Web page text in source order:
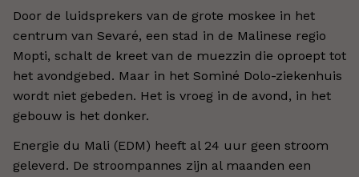
Door de luidsprekers van de grote moskee in het
centrum van Sevaré, een stad in de Malinese regio
Mopti, schalt de kreet van de muezzin die oproept tot
het avondgebed. Maar in het Sominé Dolo-ziekenhuis
wordt niet gebeden. Het is vroeg in de avond, in het
gebouw is het donker.
Energie du Mali (EDM) heeft al 24 uur geen stroom
geleverd. De stroompannes zijn al maanden een